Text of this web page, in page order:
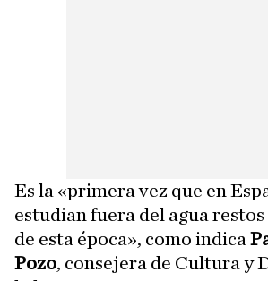
Es la «primera vez que en
estudian fuera del agua
de esta época», como indica
Pozo, consejera de Cultura y